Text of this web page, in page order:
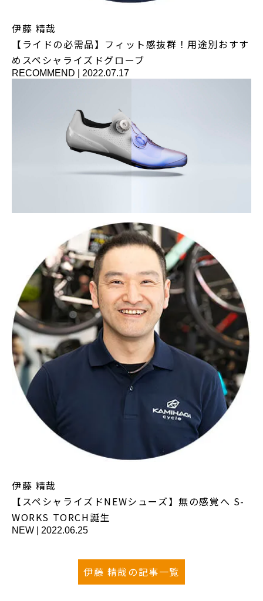
伊藤 精哉
【ライドの必需品】フィット感抜群！用途別おすす
めスペシャライズドグローブ
RECOMMEND 2022.07.17
伊藤 精哉
【スペシャライズドNEWシューズ】無の感覚へ S-
WORKS TORCH誕生
NEW 2022.06.25
伊藤 精哉の記事一覧